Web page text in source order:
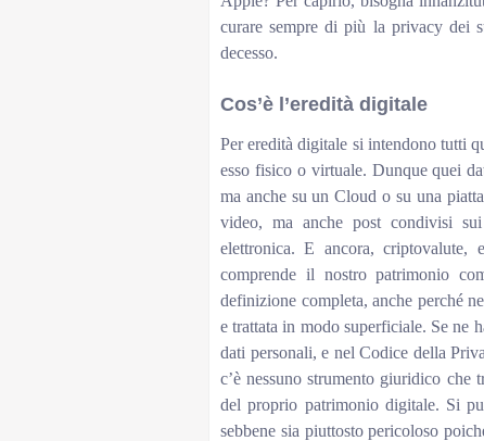
curare sempre di più la privacy dei
decesso.
Cos’è l’eredità digitale
Per eredità digitale si intendono tutti
esso fisico o virtuale. Dunque quei
ma anche su un Cloud o su una
video, ma anche post condivisi
elettronica. E ancora, criptovalute,
comprende il nostro patrimonio
definizione completa, anche perché
e trattata in modo superficiale. Se ne
dati personali, e nel Codice della
c’è nessuno strumento giuridico che
del proprio patrimonio digitale. Si
sebbene sia piuttosto pericoloso